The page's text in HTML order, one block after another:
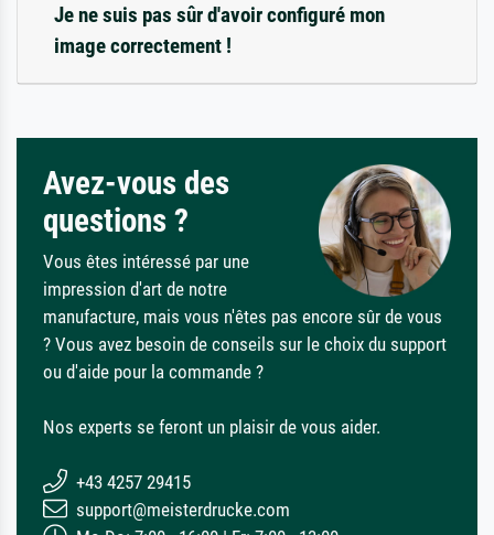
Je ne suis pas sûr d'avoir configuré mon
image correctement !
Avez-vous des
questions ?
Vous êtes intéressé par une
impression d'art de notre
manufacture, mais vous n'êtes pas encore sûr de vous
? Vous avez besoin de conseils sur le choix du support
ou d'aide pour la commande ?
Nos experts se feront un plaisir de vous aider.
+43 4257 29415
support@meisterdrucke.com